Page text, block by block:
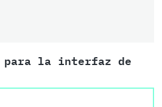
para la interfaz de